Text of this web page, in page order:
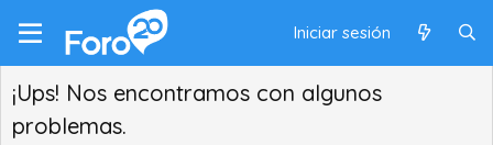
Iniciar sesión
¡Ups! Nos encontramos con algunos
problemas.